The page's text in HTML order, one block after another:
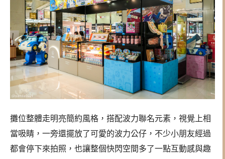
攤位整體走明亮簡約風格，搭配波力聯名元素，視覺上相
當吸睛，一旁還擺放了可愛的波力公仔，不少小朋友經過
都會停下來拍照，也讓整個快閃空間多了一點互動感與趣